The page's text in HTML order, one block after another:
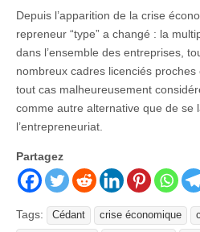
Depuis l’apparition de la crise
repreneur “type” a changé : la
dans l’ensemble des entreprises,
nombreux cadres licenciés proches
tout cas malheureusement
comme autre alternative que de se
l’entrepreneuriat.
Partagez
Tags: Cédant crise économique